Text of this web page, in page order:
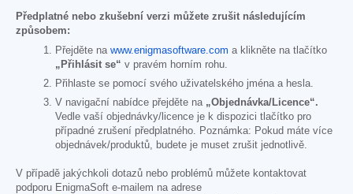
Předplatné nebo zkušební verzi můžete zrušit následujícím
způsobem:
Přejděte na www.enigmasoftware.com a klikněte na tlačítko
„Přihlásit se“ v pravém horním rohu.
Přihlaste se pomocí svého uživatelského jména a hesla.
V navigační nabídce přejděte na „Objednávka/Licence“.
Vedle vaší objednávky/licence je k dispozici tlačítko pro
případné zrušení předplatného. Poznámka: Pokud máte více
objednávek/produktů, budete je muset zrušit jednotlivě.
V případě jakýchkoli dotazů nebo problémů můžete kontaktovat
podporu EnigmaSoft e-mailem na adrese